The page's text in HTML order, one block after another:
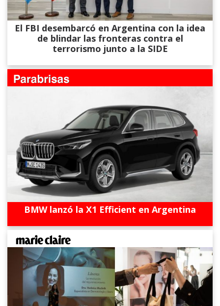
El FBI desembarcó en Argentina con la idea
de blindar las fronteras contra el
terrorismo junto a la SIDE
BMW lanzó la X1 Efficient en Argentina